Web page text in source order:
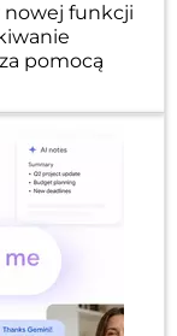
nowej funkcji
pomocą